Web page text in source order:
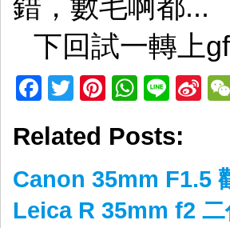
錯，數毛啊都...
下回試一轉上
Facebook
TwitterPinterestLine
Related Posts:
Canon 35mm F1.5
Leica R 35mm f2